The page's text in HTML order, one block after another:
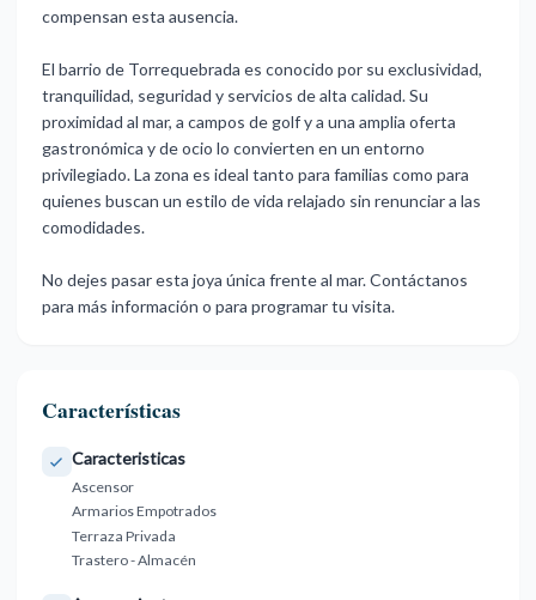
compensan esta ausencia.
El barrio de Torrequebrada es conocido por su exclusividad,
tranquilidad, seguridad y servicios de alta calidad. Su
proximidad al mar, a campos de golf y a una amplia oferta
gastronómica y de ocio lo convierten en un entorno
privilegiado. La zona es ideal tanto para familias como para
‌quienes ‌buscan ‌un ‌estilo de ‌vida relajado sin ‌renunciar ‌a las
‌comodidades.
No ‌dejes ‌pasar ‌esta joya única ‌frente al ‌mar. Contáctanos
para ‌más ‌información ‌o ‌para ‌programar ‌tu ‌visita.
Características
Caracteristicas
Ascensor
Armarios Empotrados
Terraza Privada
Trastero - Almacén